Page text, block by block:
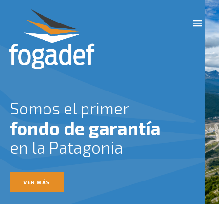
M
e
Somos el primer
fondo de garantía
en la Patagonia
VER MÁS